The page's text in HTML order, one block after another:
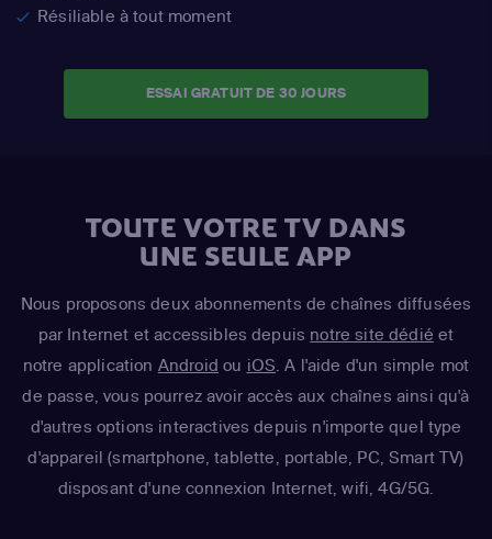
Résiliable à tout moment
ESSAI GRATUIT DE 30 JOURS
TOUTE VOTRE TV DANS
UNE SEULE APP
Nous proposons deux abonnements de chaînes diffusées
par Internet et accessibles depuis notre site dédié et
notre application Android ou iOS . A l'aide d'un simple mot
de passe, vous pourrez avoir accès aux chaînes ainsi qu'à
d'autres options interactives depuis n'importe quel type
d'appareil (smartphone, tablette, portable, PC, Smart TV)
disposant d'une connexion Internet, wifi, 4G/5G.